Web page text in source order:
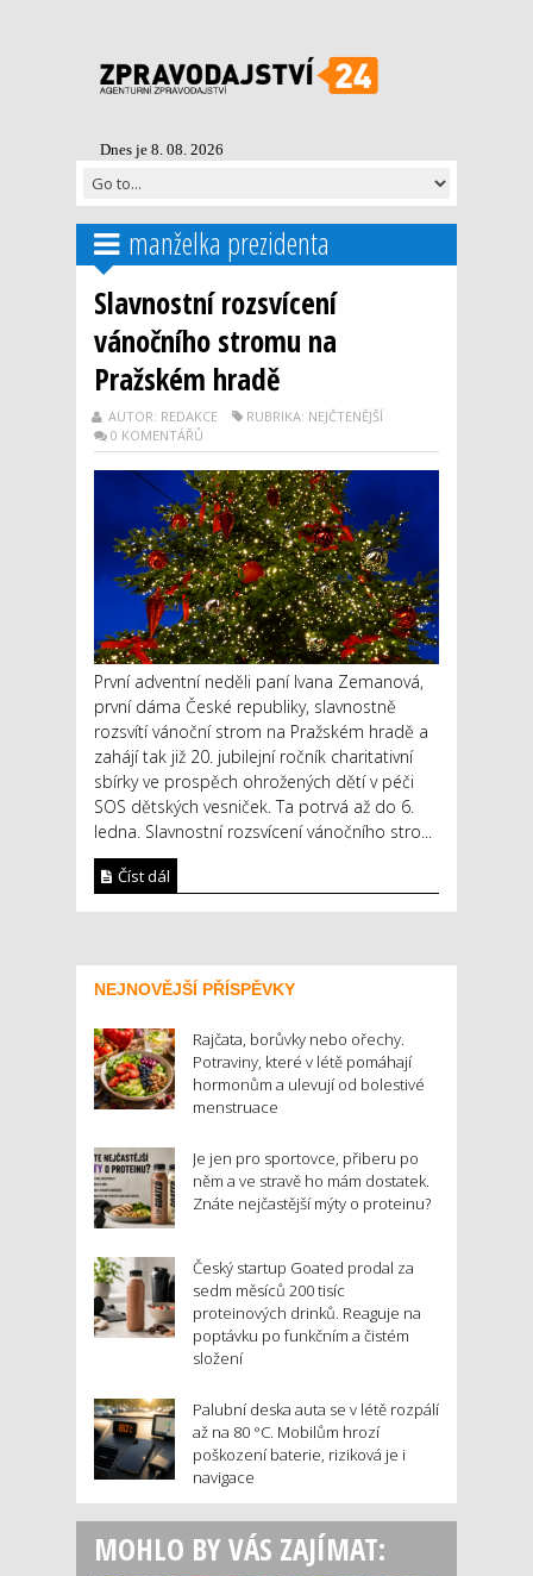
Dnes je 8. 08. 2026
manželka prezidenta
Slavnostní rozsvícení
vánočního stromu na
Pražském hradě
AUTOR: REDAKCE
RUBRIKA: NEJČTENĚJŠÍ
0 KOMENTÁŘŮ
První adventní neděli paní Ivana Zemanová,
první dáma České republiky, slavnostně
rozsvítí vánoční strom na Pražském hradě a
zahájí tak již 20. jubilejní ročník charitativní
sbírky ve prospěch ohrožených dětí v péči
SOS dětských vesniček. Ta potrvá až do 6.
ledna. Slavnostní rozsvícení vánočního stro...
Číst dál
NEJNOVĚJŠÍ PŘÍSPĚVKY
Rajčata, borůvky nebo ořechy.
Potraviny, které v létě pomáhají
hormonům a ulevují od bolestivé
menstruace
Je jen pro sportovce, přiberu po
něm a ve stravě ho mám dostatek.
Znáte nejčastější mýty o proteinu?
Český startup Goated prodal za
sedm měsíců 200 tisíc
proteinových drinků. Reaguje na
poptávku po funkčním a čistém
složení
Palubní deska auta se v létě rozpálí
až na 80 °C. Mobilům hrozí
poškození baterie, riziková je i
navigace
MOHLO BY VÁS ZAJÍMAT: